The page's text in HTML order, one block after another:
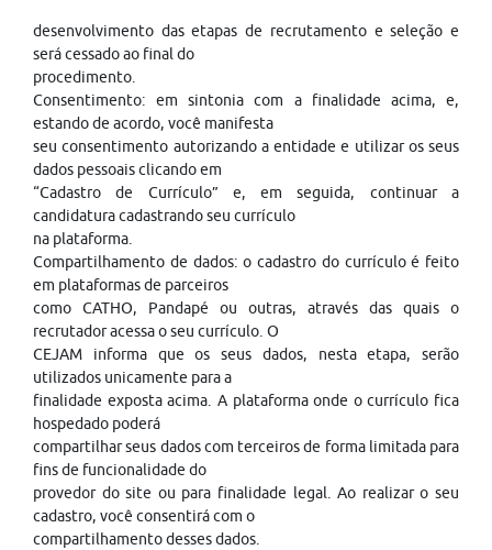
desenvolvimento das etapas de recrutamento e seleção e
será cessado ao final do
procedimento.
Consentimento: em sintonia com a finalidade acima, e,
estando de acordo, você manifesta
seu consentimento autorizando a entidade e utilizar os seus
dados pessoais clicando em
“Cadastro de Currículo” e, em seguida, continuar a
candidatura cadastrando seu currículo
na plataforma.
Compartilhamento de dados: o cadastro do currículo é feito
em plataformas de parceiros
como CATHO, Pandapé ou outras, através das quais o
recrutador acessa o seu currículo. O
CEJAM informa que os seus dados, nesta etapa, serão
utilizados unicamente para a
finalidade exposta acima. A plataforma onde o currículo fica
hospedado poderá
compartilhar seus dados com terceiros de forma limitada para
fins de funcionalidade do
provedor do site ou para finalidade legal. Ao realizar o seu
cadastro, você consentirá com o
compartilhamento desses dados.